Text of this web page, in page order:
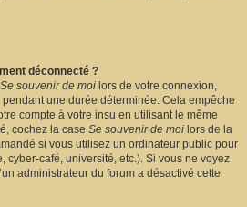
déconnecté ?
Se souvenir de moi lors de votre connexion,
une durée déterminée. Cela empêche
compte à votre insu en utilisant le même
cochez la case Se souvenir de moi lors de la
si vous utilisez un ordinateur public pour
cyber-café, université, etc.). Si vous ne voyez
administrateur du forum a désactivé cette